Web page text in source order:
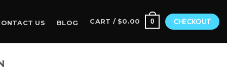
US BLOG CART / $0.00 0 CHECKOUT